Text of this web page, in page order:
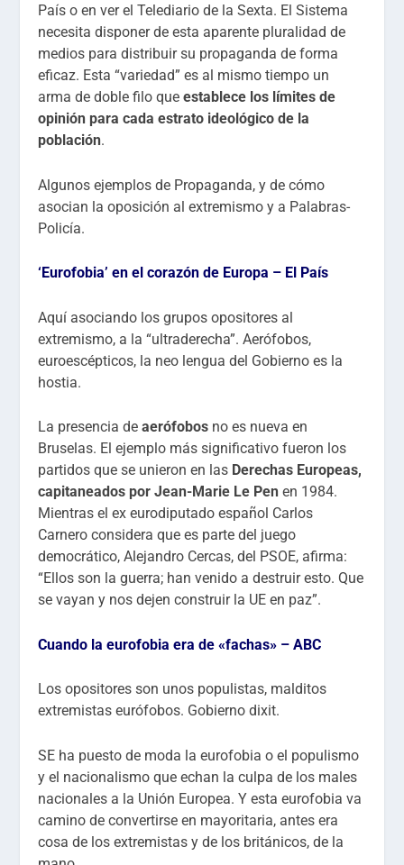
País o en ver el Telediario de la Sexta. El Sistema
necesita disponer de esta aparente pluralidad de
medios para distribuir su propaganda de forma
eficaz. Esta “variedad” es al mismo tiempo un
arma de doble filo queestablece los límites de
opinión para cada estrato ideológico de la
población.
Algunos ejemplos de Propaganda, y de cómo
asocian la oposición al extremismo y a Palabras-
Policía.
‘Eurofobia’ en el corazón de Europa – El País
Aquí asociando los grupos opositores al
extremismo, a la “ultraderecha”. Aerófobos,
euroescépticos, la neo lengua del Gobierno es la
hostia.
La presencia deaerófobos no es nueva en
Bruselas. El ejemplo más significativo fueron los
partidos que se unieron en las Derechas Europeas,
capitaneados por Jean-Marie Le Pen en 1984.
Mientras el ex eurodiputado español Carlos
Carnero considera que es parte del juego
democrático, Alejandro Cercas, del PSOE, afirma:
“Ellos son la guerra; han venido a destruir esto. Que
se vayan y nos dejen construir la UE en paz”.
Cuando la eurofobia era de «fachas» – ABC
Los opositores son unos populistas, malditos
extremistas eurófobos. Gobierno dixit.
SE ha puesto de moda la eurofobia o el populismo
y el nacionalismo que echan la culpa de los males
nacionales a la Unión Europea. Y esta eurofobia va
camino de convertirse en mayoritaria, antes era
cosa de los extremistas y de los británicos, de la